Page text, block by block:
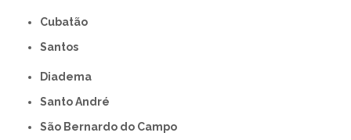
Cubatão
Santos
Diadema
Santo André
São Bernardo do Campo